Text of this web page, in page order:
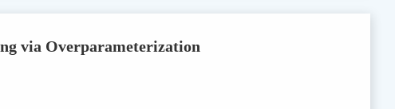
via Overparameterization